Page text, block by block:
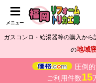
メニュー
ガスコンロ・給湯器等の購入か
の地域
圧倒
ご利用件数15